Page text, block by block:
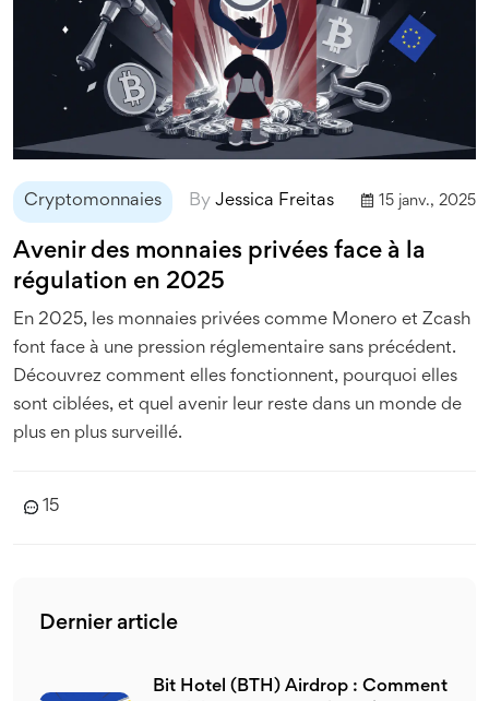
Cryptomonnaies By Jessica Freitas 15 janv., 2025
Avenir des monnaies privées face à la
régulation en 2025
En 2025, les monnaies privées comme Monero et Zcash
font face à une pression réglementaire sans précédent.
Découvrez comment elles fonctionnent, pourquoi elles
sont ciblées, et quel avenir leur reste dans un monde de
plus en plus surveillé.
15
Dernier article
Bit Hotel (BTH) Airdrop : Comment